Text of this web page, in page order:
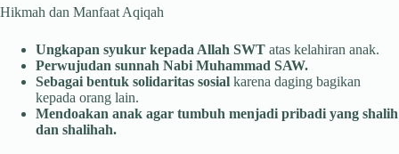
Hikmah dan Manfaat Aqiqah
Ungkapan syukur kepada Allah SWT atas kelahiran anak.
Perwujudan sunnah Nabi Muhammad SAW.
Sebagai bentuk solidaritas sosial karena daging bagikan
kepada orang lain.
Mendoakan anak agar tumbuh menjadi pribadi yang shalih
dan shalihah.